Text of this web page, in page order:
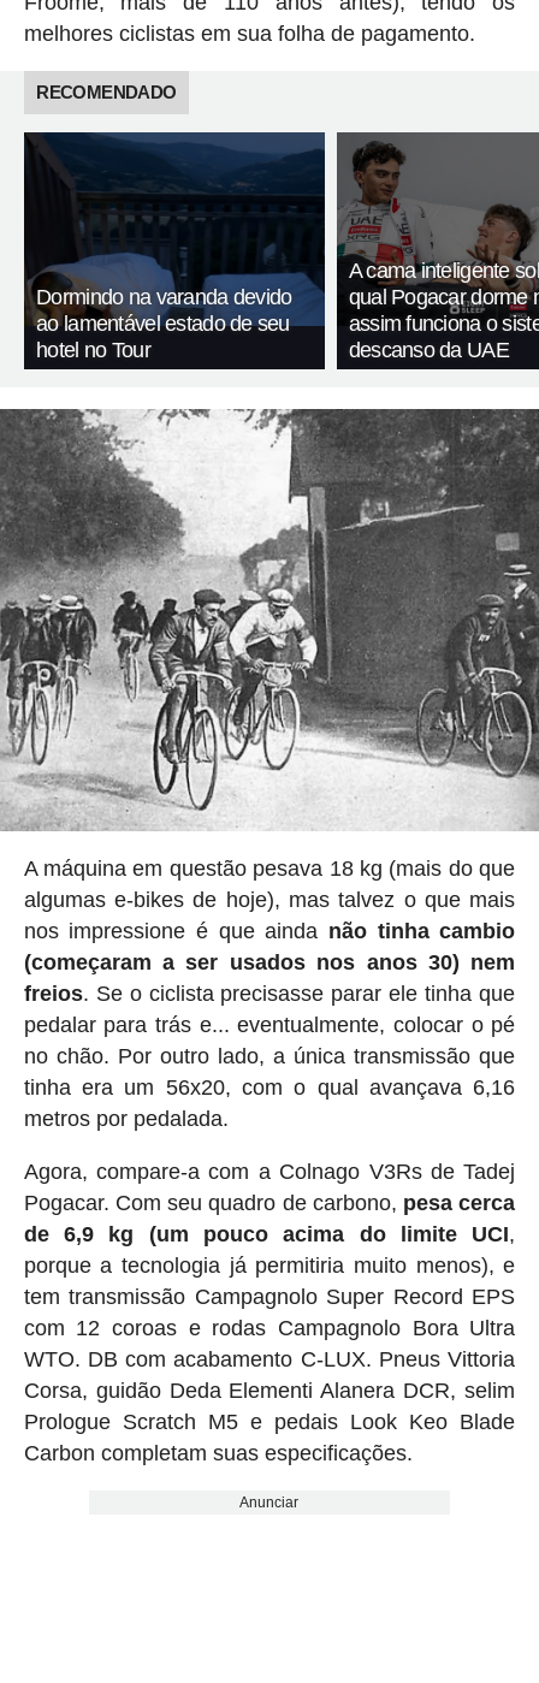
melhores ciclistas em sua folha de pagamento.
RECOMENDADO
Dormindo na varanda devido
ao lamentável estado de seu
hotel no Tour
A cama inteligente
qual Pogacar dorme
assim funciona o
descanso da UAE
A máquina em questão pesava 18 kg (mais do que
algumas e-bikes de hoje), mas talvez o que mais
nos impressione é que ainda não tinha cambio
(começaram a ser usados nos anos 30) nem
freios. Se o ciclista precisasse parar ele tinha que
pedalar para trás e... eventualmente, colocar o pé
no chão. Por outro lado, a única transmissão que
tinha era um 56x20, com o qual avançava 6,16
metros por pedalada.
Agora, compare-a com a Colnago V3Rs de Tadej
Pogacar. Com seu quadro de carbono, pesa cerca
de 6,9 ​​kg (um pouco acima do limite UCI,
porque a tecnologia já permitiria muito menos), e
tem transmissão Campagnolo Super Record EPS
com 12 coroas e rodas Campagnolo Bora Ultra
WTO. DB com acabamento C-LUX. Pneus Vittoria
Corsa, guidão Deda Elementi Alanera DCR, selim
Prologue Scratch M5 e pedais Look Keo Blade
Carbon completam suas especificações.
Anunciar